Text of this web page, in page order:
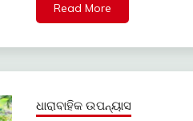
Read More
ଧାରାବାହିକ ଉପନ୍ୟାସ